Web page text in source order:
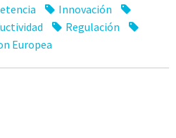
Innovación
Regulación
Europea